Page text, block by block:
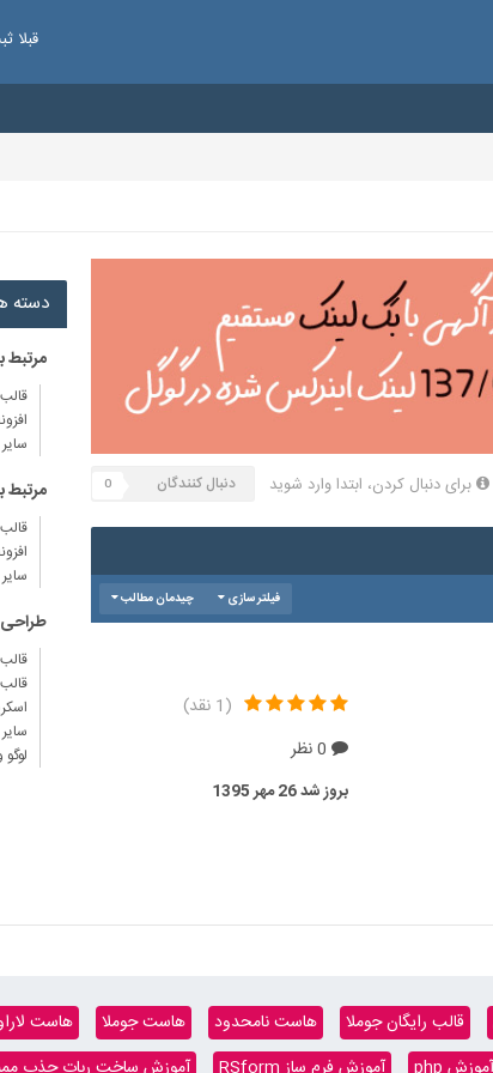
قبلا
برای دنبال کردن، ابتدا وارد شوید دنبال کنندگان 0
چیدمان مطالب فیلتر سازی
(1 نقد)
بروز شد26 مهر 1395
دسته
مرتبط
مرتبط
قالب HTML
قالب PSD
قالب رایگان جوملا هاست نامحدود هاست جوملا هاست